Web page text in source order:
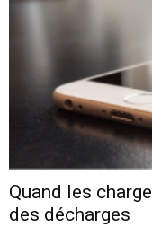
Quand les
des décharges